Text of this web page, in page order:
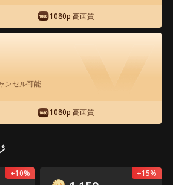
睡の夫と妻、 500万ド
賭けた愛 映画フル
全エピソード
6
902
無料ロック解除
1080p 高画質
ンセル可能
1080p 高画質
+10% +15%